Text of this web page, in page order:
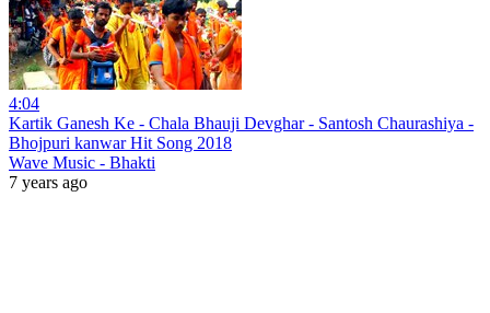
4:04
Kartik Ganesh Ke - Chala Bhauji Devghar - Santosh Chaurashiya -
Bhojpuri kanwar Hit Song 2018
Wave Music - Bhakti
7 years ago